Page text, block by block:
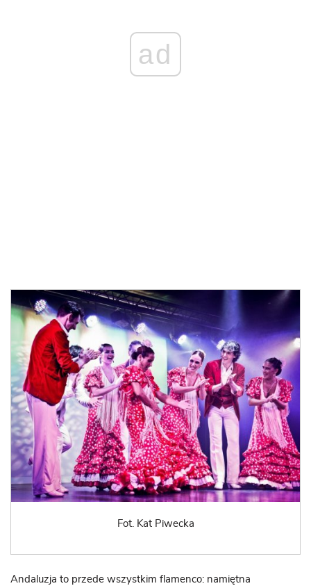
ad
Fot. Kat Piwecka
Andaluzja to przede wszystkim flamenco: namiętna